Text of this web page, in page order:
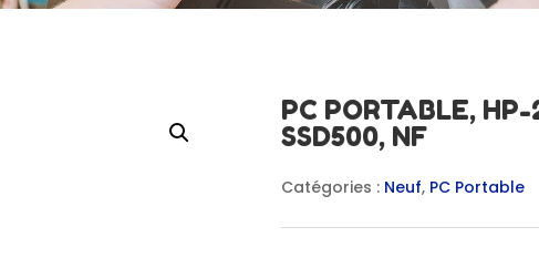
PC PORTABLE,
SSD500, NF
Catégories : Neuf, PC Portable